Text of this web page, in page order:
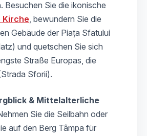
Besuchen Sie die ikonische
Kirche, bewundern Sie die
Gebäude der Piața Sfatului
und quetschen Sie sich
Straße Europas, die
Sforii).
& Mittelalterliche
Sie die Seilbahn oder
auf den Berg Tâmpa für